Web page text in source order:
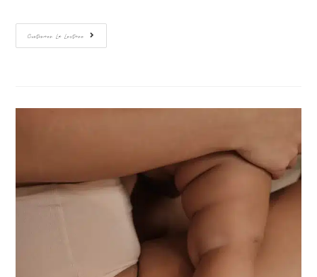
Continuer La Lecture